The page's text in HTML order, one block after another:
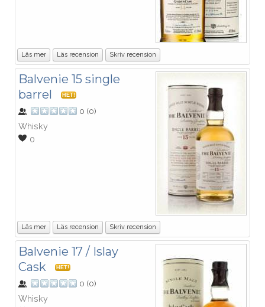
Läs mer Läs recension Skriv recension
Balvenie 15 single
barrel
HET!
0 (0)
Whisky
0
Läs mer Läs recension Skriv recension
Balvenie 17 / Islay
Cask
HET!
0 (0)
Whisky